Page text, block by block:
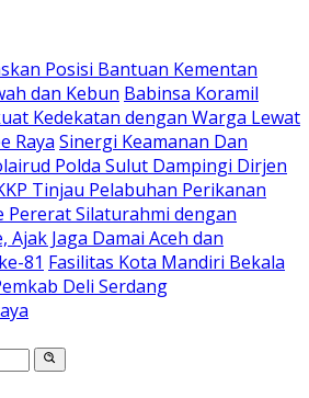
Posisi Bantuan Kementan
dan Kebun Babinsa Koramil
Kedekatan dengan Warga Lewat
Raya Sinergi Keamanan Dan
Polda Sulut Dampingi Dirjen
Tinjau Pelabuhan Perikanan
Pererat Silaturahmi dengan
Ajak Jaga Damai Aceh dan
81 Fasilitas Kota Mandiri Bekala
Deli Serdang